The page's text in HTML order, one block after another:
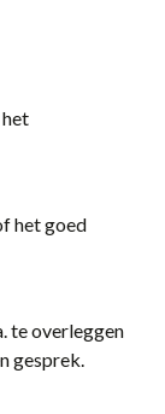
het
het goed
te overleggen
gesprek.